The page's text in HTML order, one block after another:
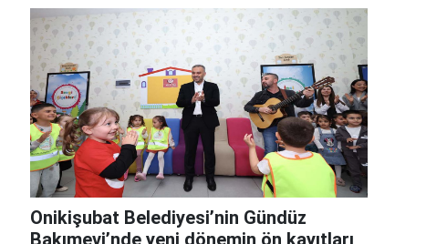
Onikişubat Belediyesi’nin Gündüz